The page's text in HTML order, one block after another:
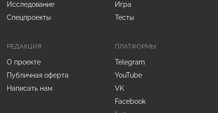
РЕДАКЦИЯ
О проекте
Публичная оферта
Написать нам
Исследование
Игра
Спецпроекты
Тесты
ПЛАТФОРМЫ
Telegram
YouTube
VK
Facebook